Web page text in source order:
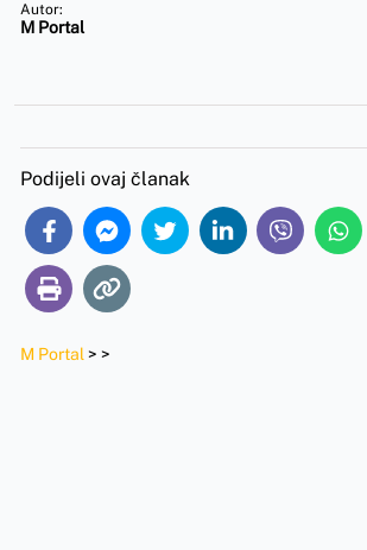
Autor:
M Portal
Podijeli ovaj članak
M Portal > >